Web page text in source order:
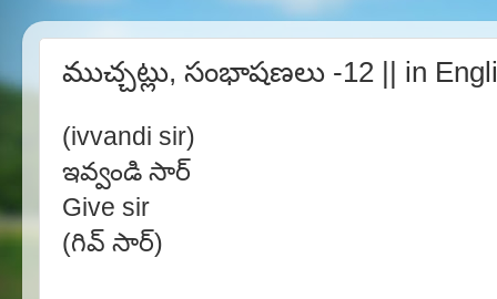
ముచ్చట్లు, సంభాషణలు -12 || in
(ivvandi sir)
ఇవ్వండి సార్
Give sir
(గివ్ సార్)